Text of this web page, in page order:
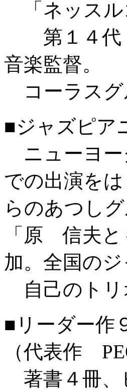
「ネッスル
第１４代
音楽監督。
コーラスグ
■ジャズピア
ニューヨー
での出演を
らのあつし
「原 信夫と
加。全国の
自己のトリ
■リーダー作
（代表作
著書４冊、